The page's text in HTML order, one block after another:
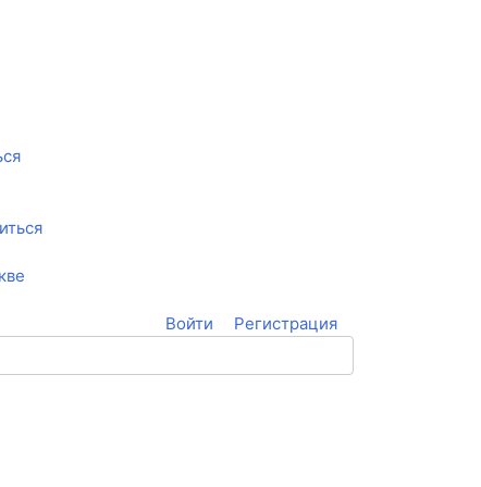
Войти Регистрация